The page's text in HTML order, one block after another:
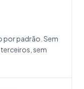
por padrão. Sem
sem